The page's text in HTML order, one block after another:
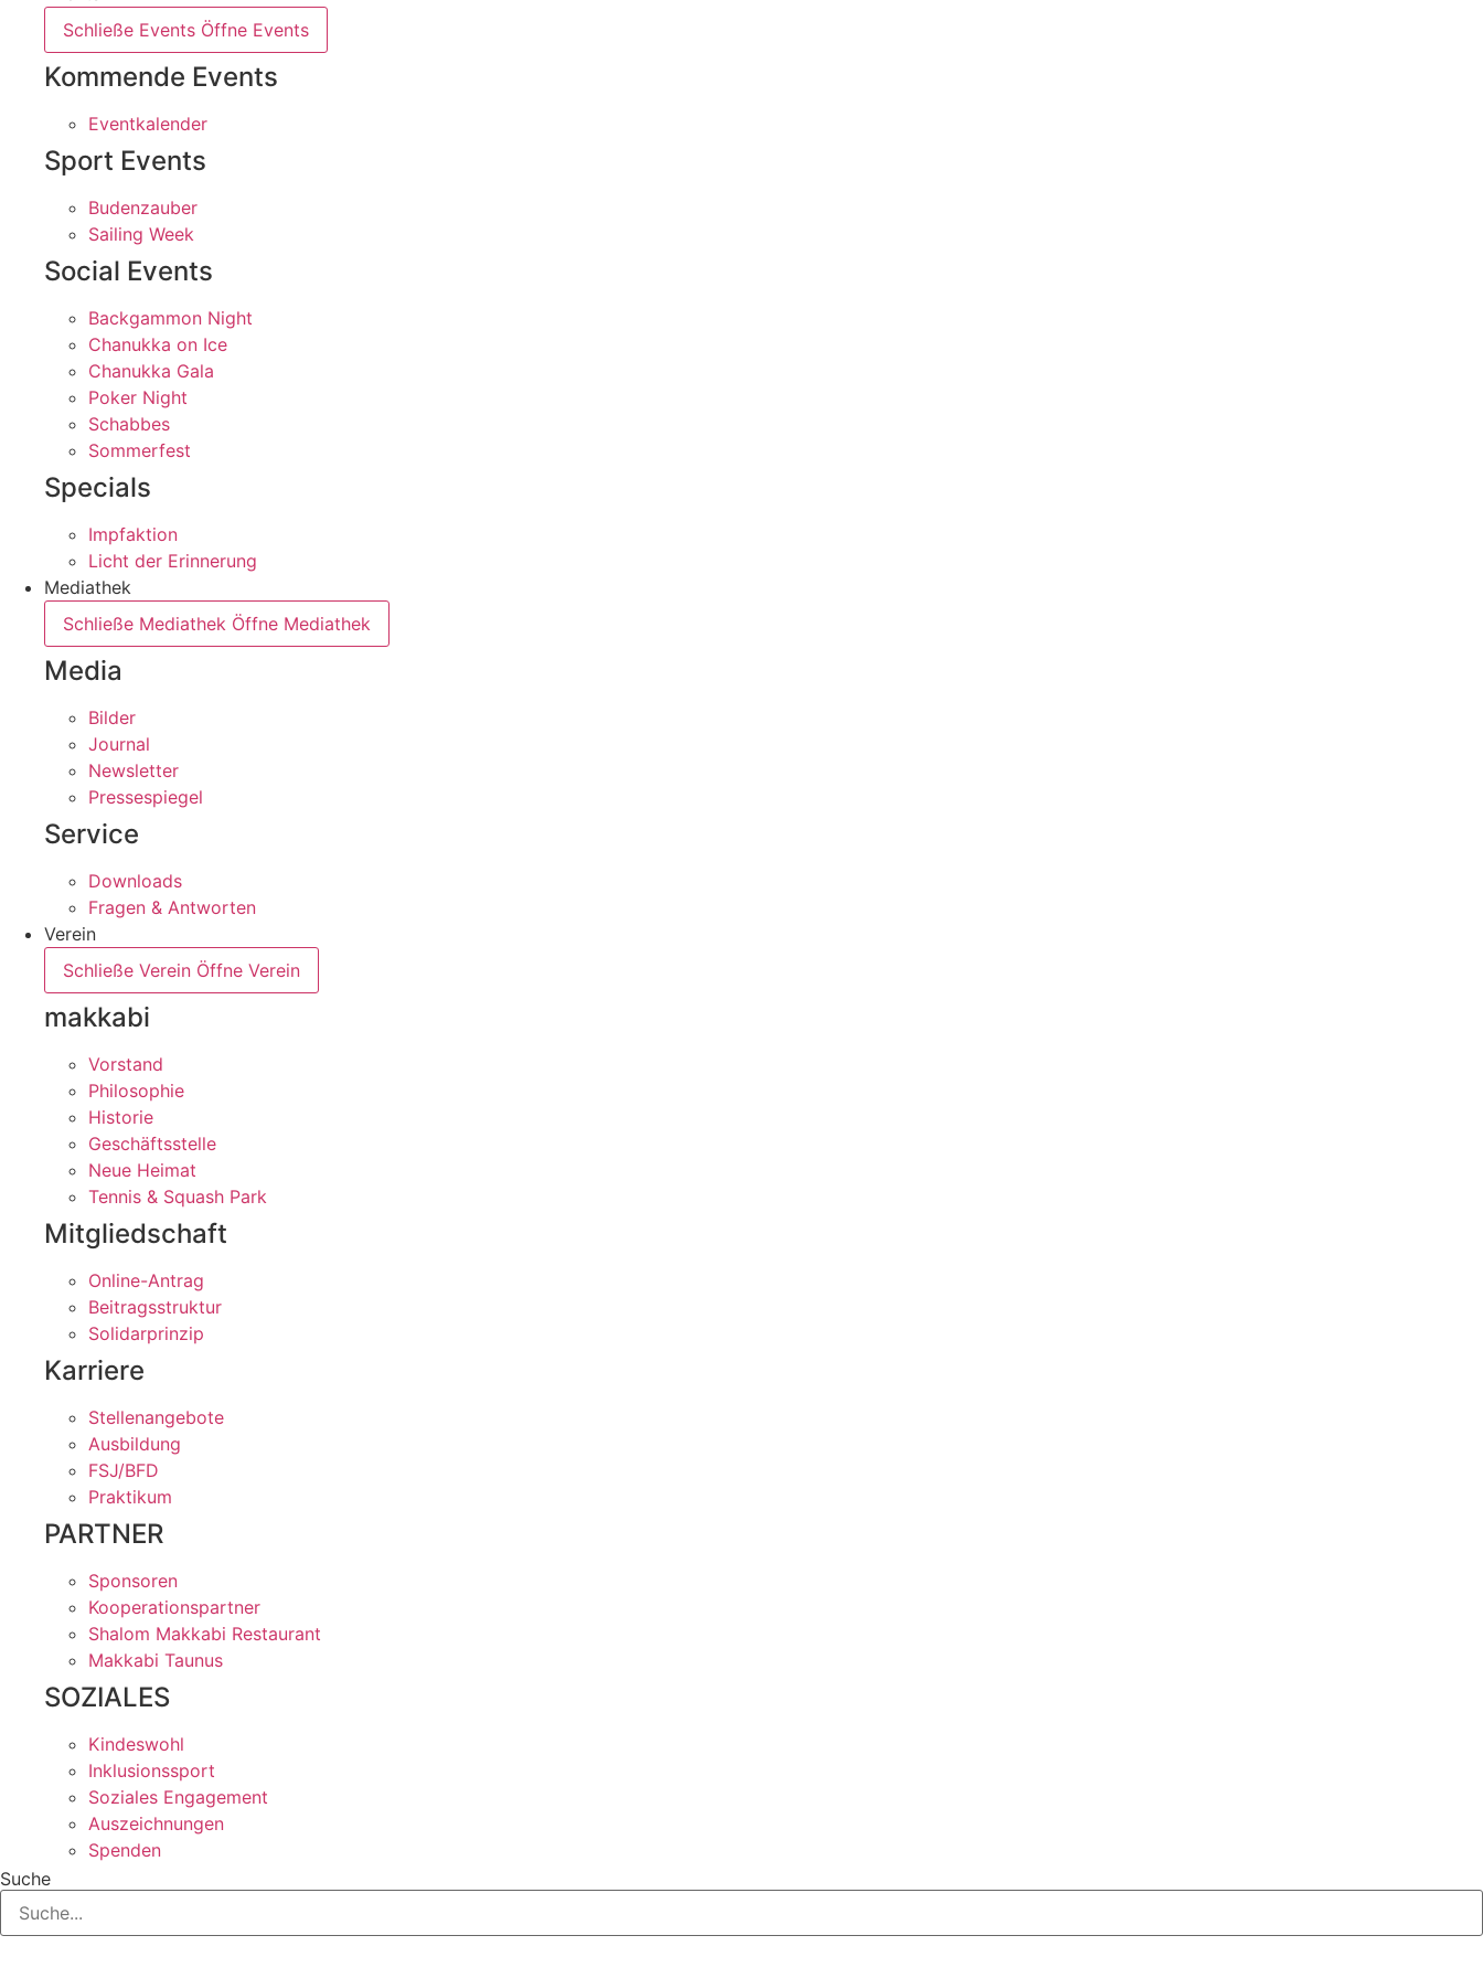
Schließe Events Öffne Events
Kommende Events
Eventkalender
Sport Events
Budenzauber
Sailing Week
Social Events
Backgammon Night
Chanukka on Ice
Chanukka Gala
Poker Night
Schabbes
Sommerfest
Specials
Impfaktion
Licht der Erinnerung
Mediathek
Schließe Mediathek Öffne Mediathek
Media
Bilder
Journal
Newsletter
Pressespiegel
Service
Downloads
Fragen & Antworten
Verein
Schließe Verein Öffne Verein
makkabi
Vorstand
Philosophie
Historie
Geschäftsstelle
Neue Heimat
Tennis & Squash Park
Mitgliedschaft
Online-Antrag
Beitragsstruktur
Solidarprinzip
Karriere
Stellenangebote
Ausbildung
FSJ/BFD
Praktikum
PARTNER
Sponsoren
Kooperationspartner
Shalom Makkabi Restaurant
Makkabi Taunus
SOZIALES
Kindeswohl
Inklusionssport
Soziales Engagement
Auszeichnungen
Spenden
Suche